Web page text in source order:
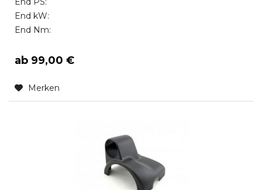
End kW:
End Nm:
ab 99,00 €
Merken